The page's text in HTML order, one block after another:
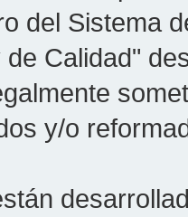
del Sistema
Calidad"
y/o